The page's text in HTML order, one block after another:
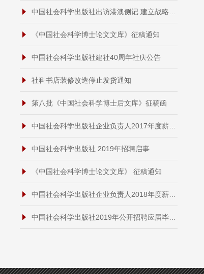
《中国社会科学博士论文文库》征稿通知
中国社会科学出版社建社40周年社庆公告
社科书店装修改造停止发货通知
第八批《中国社会科学博士后文库》征稿函
中国社会科学出版社 2019年招聘启事
《中国社会科学博士论文文库》 征稿通知